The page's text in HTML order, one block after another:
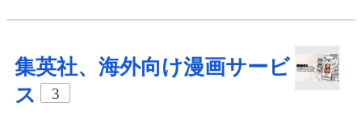
集英社、海外向け漫画サービ
ス
3